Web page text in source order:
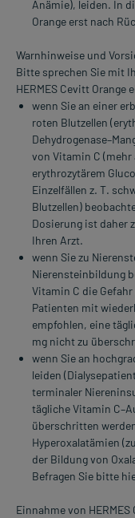
Anämie), leiden. In
Orange erst nach
Warnhinweise und
Bitte sprechen Sie mit
HERMES Cevitt Orange
wenn Sie an einer
roten Blutzellen
von Vitamin C
erythrozytärem
Einzelfällen z. T.
Blutzellen)
Dosierung ist daher
Ihren Arzt.
wenn Sie zu
Nierensteinbildung
Vitamin C die
Patienten mit
empfohlen, eine
mg nicht zu
wenn Sie an
leiden
terminaler
tägliche Vitamin
überschritten
Hyperoxalatämien
der Bildung von
Befragen Sie bitte
Einnahme von